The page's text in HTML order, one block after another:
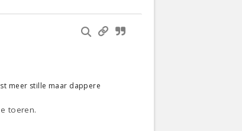
meer stille maar dappere
toeren.